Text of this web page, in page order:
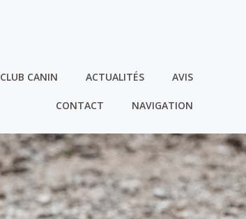
CLUB CANIN ACTUALITÉS AVIS
CONTACT NAVIGATION